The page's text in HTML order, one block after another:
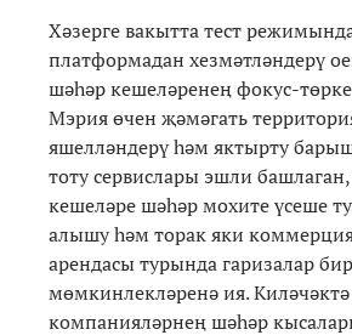
Хәзерге вакытта тест
платформадан хезмәтләндерү
шәһәр кешеләренең фокус-
Мэрия өчен җәмәгать
яшелләндерү һәм яктырту
тоту сервислары эшли
кешеләре шәһәр мохите үсеше
алышу һәм торак яки
арендасы турында гаризалар
мөмкинлекләренә ия.
компанияләрнең шәһәр